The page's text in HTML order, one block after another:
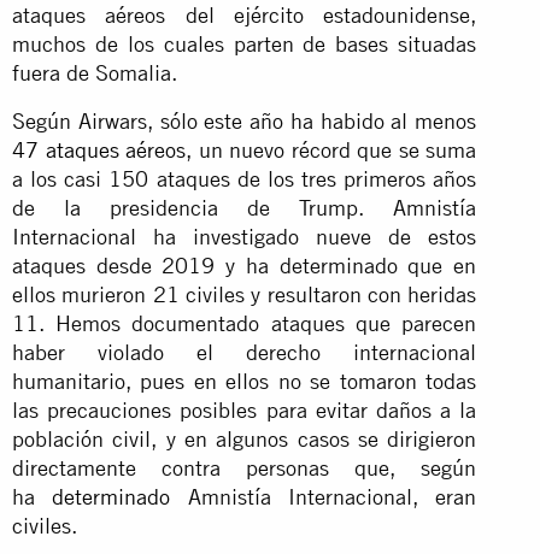
ataques aéreos del ejército estadounidense,
muchos de los cuales parten de bases situadas
fuera de Somalia.
Según Airwars, sólo este año ha habido al menos
47 ataques aéreos, un nuevo récord que se suma
a los casi 150 ataques de los tres primeros años
de la presidencia de Trump. Amnistía
Internacional ha investigado nueve de estos
ataques desde 2019 y ha determinado que en
ellos murieron 21 civiles y resultaron con heridas
11. Hemos documentado ataques que parecen
haber violado el derecho internacional
humanitario, pues en ellos no se tomaron todas
las precauciones posibles para evitar daños a la
población civil, y en algunos casos se dirigieron
directamente contra personas que, según
hadeterminado Amnistía Internacional, eran
civiles.